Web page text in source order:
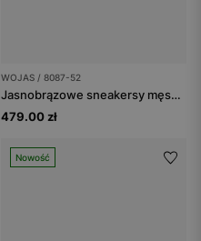
WOJAS / 8087-52
Jasnobrązowe sneakersy męskie ze skóry licowej
479.00 zł
Nowość